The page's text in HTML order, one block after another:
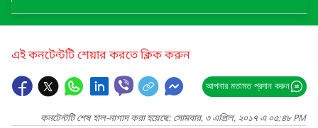
এই কনটেন্টটি শেয়ার করতে ক্লিক করুন
আপনার মতামত প্রদান করুন
কনটেন্টটি শেষ হাল-নাগাদ করা হয়েছে: সোমবার, ৩ এপ্রিল, ২০১৭ এ ০৫:৪৮ PM